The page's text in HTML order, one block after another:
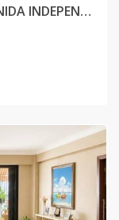
VENTA APARTAMENTO EN LA AVENIDA INDEPENDENCIA RD$7.5